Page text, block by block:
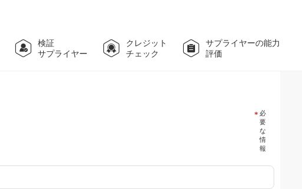
検証
サプライヤー
クレジット
チェック
サプライヤーの能力
評価
必
要
な
情
報